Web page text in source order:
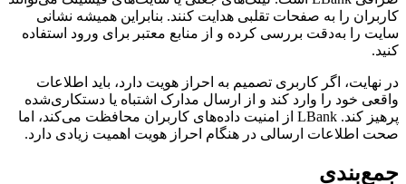
کاربران را به صفحات تقلبی هدایت کنند. بنابراین همیشه نشانی
سایت را به‌دقت بررسی کرده و از منابع معتبر برای ورود استفاده
کنید.
در نهایت، اگر کاربری تصمیم به احراز هویت دارد، باید اطلاعات
واقعی خود را وارد کند و از ارسال مدارک اشتباه یا دستکاری‌شده
پرهیز کند. LBank از امنیت داده‌های کاربران محافظت می‌کند، اما
صحت اطلاعات ارسالی در هنگام احراز هویت اهمیت زیادی دارد.
جمع‌بندی